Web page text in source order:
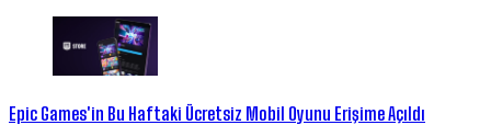
Epic Games'in Bu Haftaki Ücretsiz Mobil Oyunu Erişime Açıldı